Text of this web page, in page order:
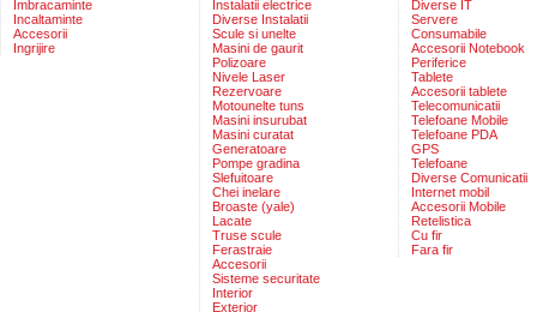
Imbracaminte
Incaltaminte
Accesorii
Ingrijire
Instalatii electrice
Diverse Instalatii
Scule si unelte
Masini de gaurit
Polizoare
Nivele Laser
Rezervoare
Motounelte tuns
Masini insurubat
Masini curatat
Generatoare
Pompe gradina
Slefuitoare
Chei inelare
Broaste (yale)
Lacate
Truse scule
Ferastraie
Accesorii
Sisteme securitate
Interior
Exterior
Diverse IT
Servere
Consumabile
Accesorii Notebook
Periferice
Tablete
Accesorii tablete
Telecomunicatii
Telefoane Mobile
Telefoane PDA
GPS
Telefoane
Diverse Comunicatii
Internet mobil
Accesorii Mobile
Retelistica
Cu fir
Fara fir